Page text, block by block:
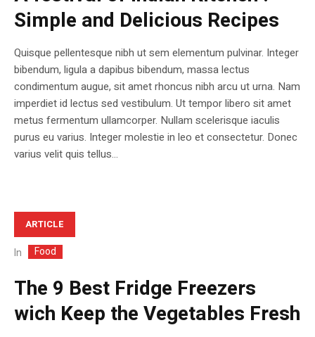
Simple and Delicious Recipes
Quisque pellentesque nibh ut sem elementum pulvinar. Integer
bibendum, ligula a dapibus bibendum, massa lectus
condimentum augue, sit amet rhoncus nibh arcu ut urna. Nam
imperdiet id lectus sed vestibulum. Ut tempor libero sit amet
metus fermentum ullamcorper. Nullam scelerisque iaculis
purus eu varius. Integer molestie in leo et consectetur. Donec
varius velit quis tellus...
ARTICLE
In Food
The 9 Best Fridge Freezers
wich Keep the Vegetables Fresh